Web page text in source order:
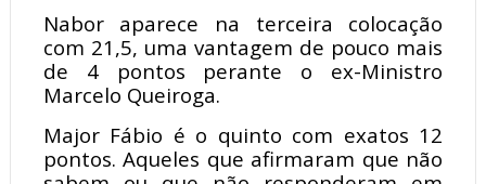
Nabor aparece na terceira colocação
com 21,5, uma vantagem de pouco mais
de 4 pontos perante o ex-Ministro
Marcelo Queiroga.
Major Fábio é o quinto com exatos 12
pontos. Aqueles que afirmaram que não